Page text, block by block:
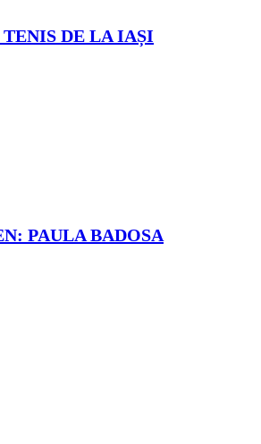
DE LA IAȘI
PAULA BADOSA